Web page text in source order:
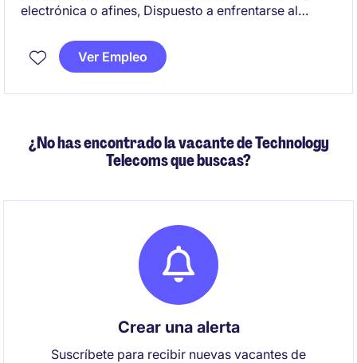
electrónica o afines, Dispuesto a enfrentarse al
Ver Empleo
¿No has encontrado la vacante de Technology
Telecoms que buscas?
Crear una alerta
Suscríbete para recibir nuevas vacantes de